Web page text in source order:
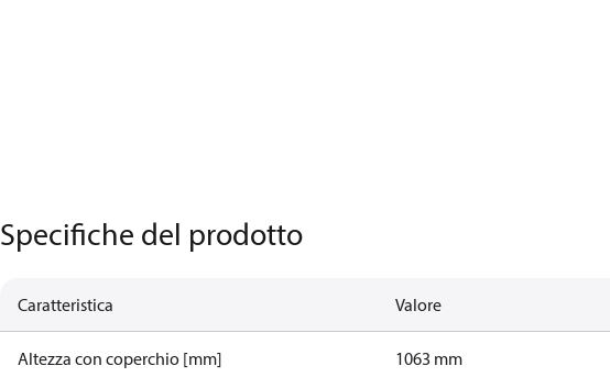
Specifiche del prodotto
Caratteristica Valore
Altezza con coperchio [mm] 1063 mm